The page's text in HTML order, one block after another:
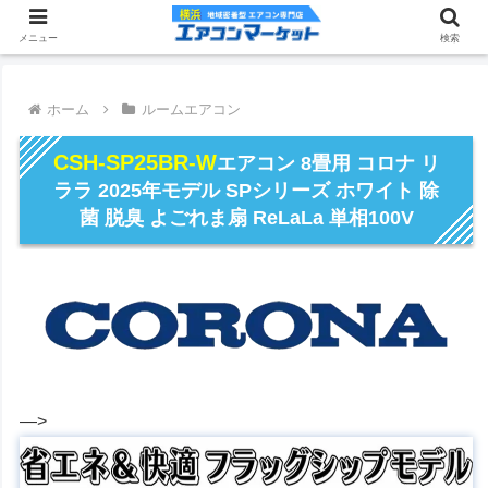
ホーム ルームエアコン
CSH-SP25BR-Wエアコン 8畳用 コロナ リ
ララ 2025年モデル SPシリーズ ホワイト 除
菌 脱臭 よごれま扇 ReLaLa 単相100V
―>
メニュー 検索